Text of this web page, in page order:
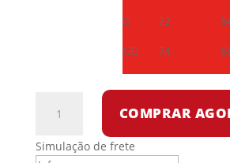
G
72
GG
74
-
COMPRAR
Simulação de frete